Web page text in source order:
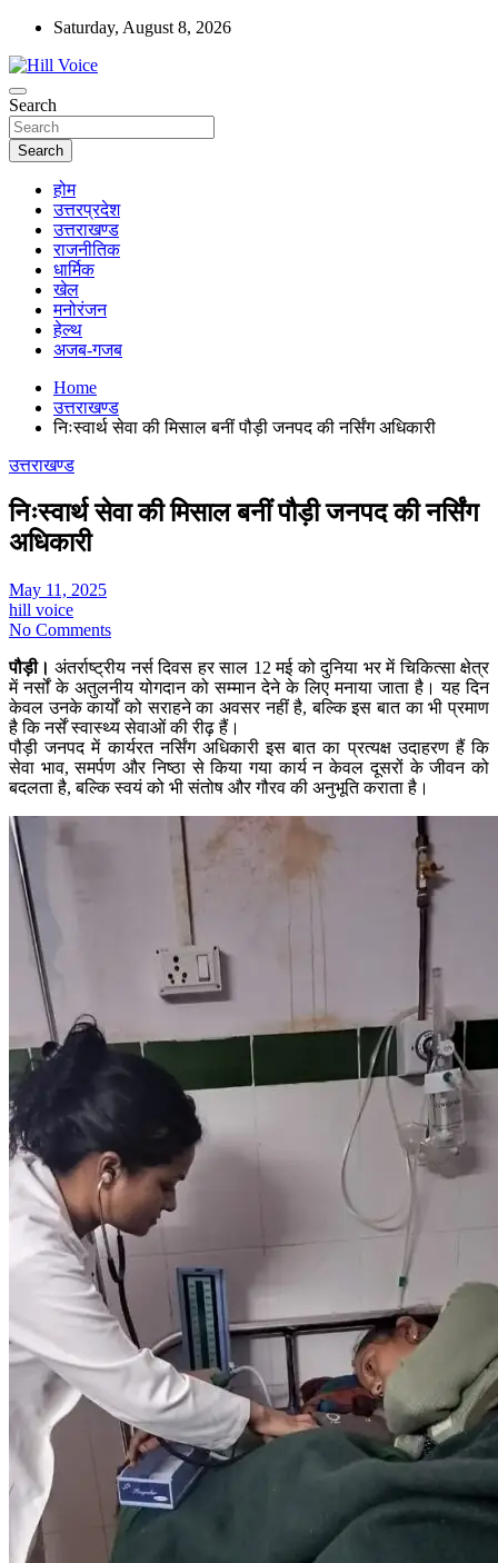
Skip
content
Saturday, August 8, 2026
Hill Voice
न्यूज़ पोर्टल
Search
Search
होम
उत्तरप्रदेश
उत्तराखण्ड
राजनीतिक
धार्मिक
खेल
मनोरंजन
हेल्थ
अजब-गजब
Home
उत्तराखण्ड
निःस्वार्थ सेवा की मिसाल बनीं पौड़ी जनपद की नर्सिंग अधिकारी
उत्तराखण्ड
निःस्वार्थ सेवा की मिसाल बनीं पौड़ी जनपद की नर्सिंग
अधिकारी
May 11, 2025
hill voice
No Comments
पौड़ी। अंतर्राष्ट्रीय नर्स दिवस हर साल 12 मई को दुनिया भर में चिकित्सा क्षेत्र
में नर्सों के अतुलनीय योगदान को सम्मान देने के लिए मनाया जाता है। यह दिन
केवल उनके कार्यों को सराहने का अवसर नहीं है, बल्कि इस बात का भी प्रमाण
है कि नर्सें स्वास्थ्य सेवाओं की रीढ़ हैं।
पौड़ी जनपद में कार्यरत नर्सिंग अधिकारी इस बात का प्रत्यक्ष उदाहरण हैं कि
सेवा भाव, समर्पण और निष्ठा से किया गया कार्य न केवल दूसरों के जीवन को
बदलता है, बल्कि स्वयं को भी संतोष और गौरव की अनुभूति कराता है।